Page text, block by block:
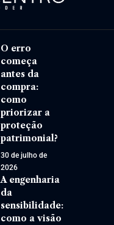
O erro
começa
antes da
compra:
como
priorizar a
proteção
patrimonial?
30 de julho de
2026
A engenharia
da
sensibilidade:
como a visão